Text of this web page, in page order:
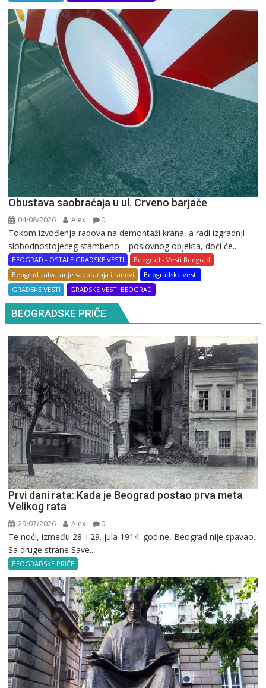
Obustava saobraćaja u ul. Crveno barjače
04/08/2026 Alex 0
Tokom izvođenja radova na demontaži krana, a radi izgradnji
slobodnostojećeg stambeno – poslovnog objekta, doći će...
BEOGRAD - OSTALE GRADSKE VESTI
Beograd - Vesti Beograd
Beograd zatvaranje saobraćaja i radovi
Beogradske vesti
GRADSKE VESTI
GRADSKE VESTI BEOGRAD
BEOGRADSKE PRIČE
Prvi dani rata: Kada je Beograd postao prva meta
Velikog rata
29/07/2026 Alex 0
Te noći, između 28. i 29. jula 1914. godine, Beograd nije spavao.
Sa druge strane Save...
BEOGRADSKE PRIČE